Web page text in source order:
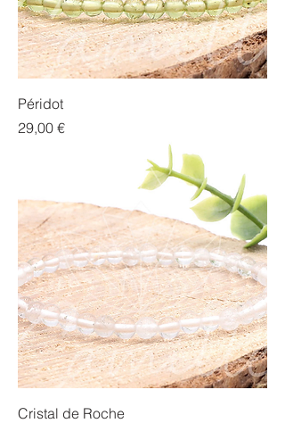
Péridot
Prix
29,00 €
Cristal de Roche